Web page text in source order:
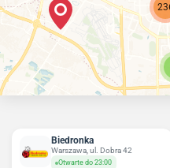
Biedronka
Warszawa, ul. Dobra 42
Otwarte do 23:00